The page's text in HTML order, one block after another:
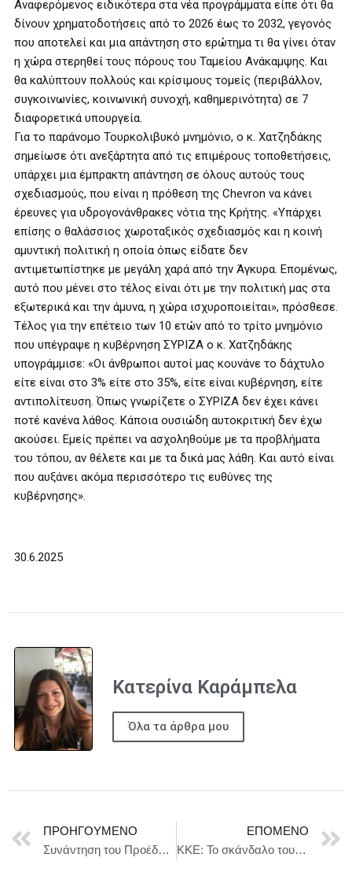
Αναφερόμενος ειδικότερα στα νέα προγράμματα είπε ότι θα
δίνουν χρηματοδοτήσεις από το 2026 έως το 2032, γεγονός
που αποτελεί και μια απάντηση στο ερώτημα τι θα γίνει όταν
η χώρα στερηθεί τους πόρους του Ταμείου Ανάκαμψης. Και
θα καλύπτουν πολλούς και κρίσιμους τομείς (περιβάλλον,
συγκοινωνίες, κοινωνική συνοχή, καθημερινότητα) σε 7
διαφορετικά υπουργεία.
Για το παράνομο Τουρκολιβυκό μνημόνιο, ο κ. Χατζηδάκης
σημείωσε ότι ανεξάρτητα από τις επιμέρους τοποθετήσεις,
υπάρχει μια έμπρακτη απάντηση σε όλους αυτούς τους
σχεδιασμούς, που είναι η πρόθεση της Chevron να κάνει
έρευνες για υδρογονάνθρακες νότια της Κρήτης. «Υπάρχει
επίσης ο θαλάσσιος χωροταξικός σχεδιασμός και η κοινή
αμυντική πολιτική η οποία όπως είδατε δεν
αντιμετωπίστηκε με μεγάλη χαρά από την Άγκυρα. Επομένως,
αυτό που μένει στο τέλος είναι ότι με την πολιτική μας στα
εξωτερικά και την άμυνα, η χώρα ισχυροποιείται», πρόσθεσε.
Τέλος για την επέτειο των 10 ετών από το τρίτο μνημόνιο
που υπέγραψε η κυβέρνηση ΣΥΡΙΖΑ ο κ. Χατζηδάκης
υπογράμμισε: «Οι άνθρωποι αυτοί μας κουνάνε το δάχτυλο
είτε είναι στο 3% είτε στο 35%, είτε είναι κυβέρνηση, είτε
αντιπολίτευση. Όπως γνωρίζετε ο ΣΥΡΙΖΑ δεν έχει κάνει
ποτέ κανένα λάθος. Κάποια ουσιώδη αυτοκριτική δεν έχω
ακούσει. Εμείς πρέπει να ασχοληθούμε με τα προβλήματα
του τόπου, αν θέλετε και με τα δικά μας λάθη. Και αυτό είναι
που αυξάνει ακόμα περισσότερο τις ευθύνες της
κυβέρνησης».
30.6.2025
Κατερίνα Καράμπελα
Όλα τα άρθρα μου
ΠΡΟΗΓΟΎΜΕΝΟ
Συνάντηση του Προέδρου της Βουλής με αντιπροσωπεία του Ιδρύματος του Αμερικανικού-Ελληνικού Ινστιτούτου (ΑΗΙF) στο Κοινοβούλιο
ΕΠΌΜΕΝΟ
ΚΚΕ: Το σκάνδαλο του ΟΠΕΚΕΠΕ δεν είναι μια “παραφωνία”, αλλά η ίδια η λειτουργία ενός σάπιου και διεφθαρμένου κράτους